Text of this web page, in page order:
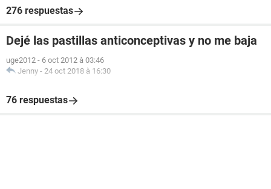
276 respuestas
Dejé las pastillas anticonceptivas y no me baja
uge2012 - 6 oct 2012 à 03:46
Jenny - 24 oct 2018 à 16:30
76 respuestas